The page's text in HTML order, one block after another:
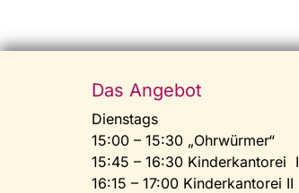
Das Angebot
Dienstags
15:00 – 15:30 „Ohrwürmer“
15:45 – 16:30 Kinderkantorei I
16:15 – 17:00 Kinderkantorei II